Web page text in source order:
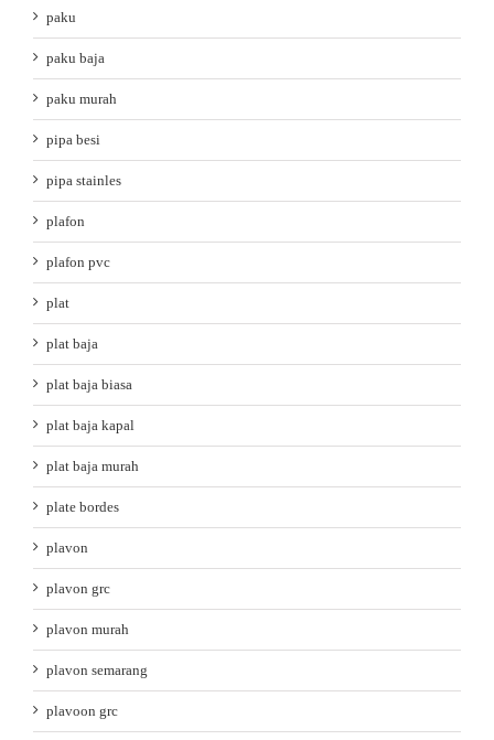
paku
paku baja
paku murah
pipa besi
pipa stainles
plafon
plafon pvc
plat
plat baja
plat baja biasa
plat baja kapal
plat baja murah
plate bordes
plavon
plavon grc
plavon murah
plavon semarang
plavoon grc